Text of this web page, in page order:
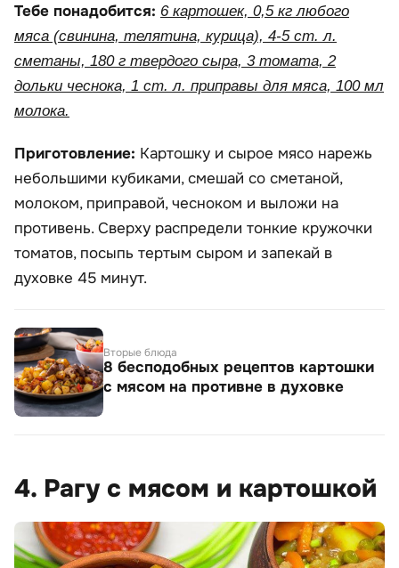
Тебе понадобится: 6 картошек, 0,5 кг любого
мяса (свинина, телятина, курица), 4-5 ст. л.
сметаны, 180 г твердого сыра, 3 томата, 2
дольки чеснока, 1 ст. л. приправы для мяса, 100 мл
молока.
Приготовление: Картошку и сырое мясо нарежь
небольшими кубиками, смешай со сметаной,
молоком, приправой, чесноком и выложи на
противень. Сверху распредели тонкие кружочки
томатов, посыпь тертым сыром и запекай в
духовке 45 минут.
Вторые блюда
8 бесподобных рецептов картошки
с мясом на противне в духовке
4. Рагу с мясом и картошкой